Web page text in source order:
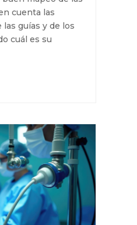
3 Oct 2024
esta
en una
mapeo de